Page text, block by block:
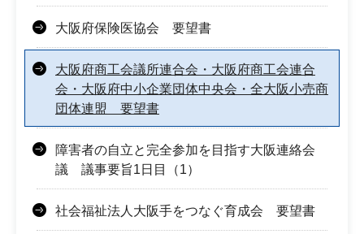
大阪府保険医協会 要望書
大阪府商工会議所連合会・大阪府商工会連合
会・大阪府中小企業団体中央会・全大阪小売商
団体連盟 要望書
障害者の自立と完全参加を目指す大阪連絡会
議 議事要旨1日目（1）
社会福祉法人大阪手をつなぐ育成会 要望書